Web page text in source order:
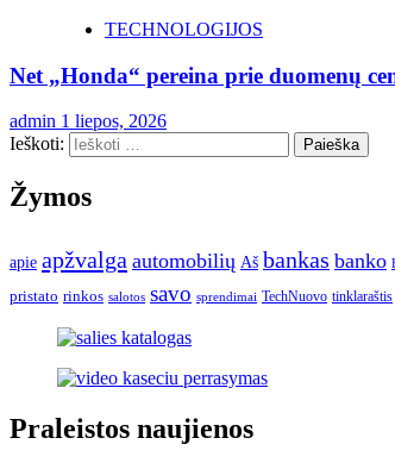
TECHNOLOGIJOS
Net „Honda“ pereina prie duomenų
admin 1 liepos, 2026
Ieškoti:
Žymos
apie apžvalga automobilių Aš bankas banko
pristato rinkos salotos savo sprendimai TechNuovo tinklaraštis
Praleistos naujienos